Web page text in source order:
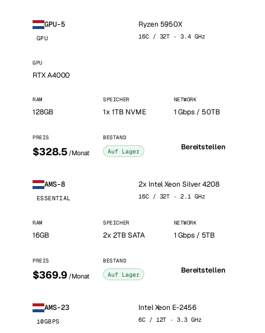
GPU-5
GPU
Ryzen 5950X
16C / 32T · 3.4 GHz
GPU
RTX A4000
RAM
128GB
SPEICHER
1x 1TB NVME
NETWORK
1 Gbps / 50TB
PREIS
$328.5 /Monat
BESTAND
Auf Lager Bereitstellen
AMS-8
ESSENTIAL
2x Intel Xeon Silver 4208
16C / 32T · 2.1 GHz
RAM
16GB
SPEICHER
2x 2TB SATA
NETWORK
1 Gbps / 5TB
PREIS
$369.9 /Monat
BESTAND
Auf Lager Bereitstellen
AMS-23
10GBPS
Intel Xeon E-2456
6C / 12T · 3.3 GHz